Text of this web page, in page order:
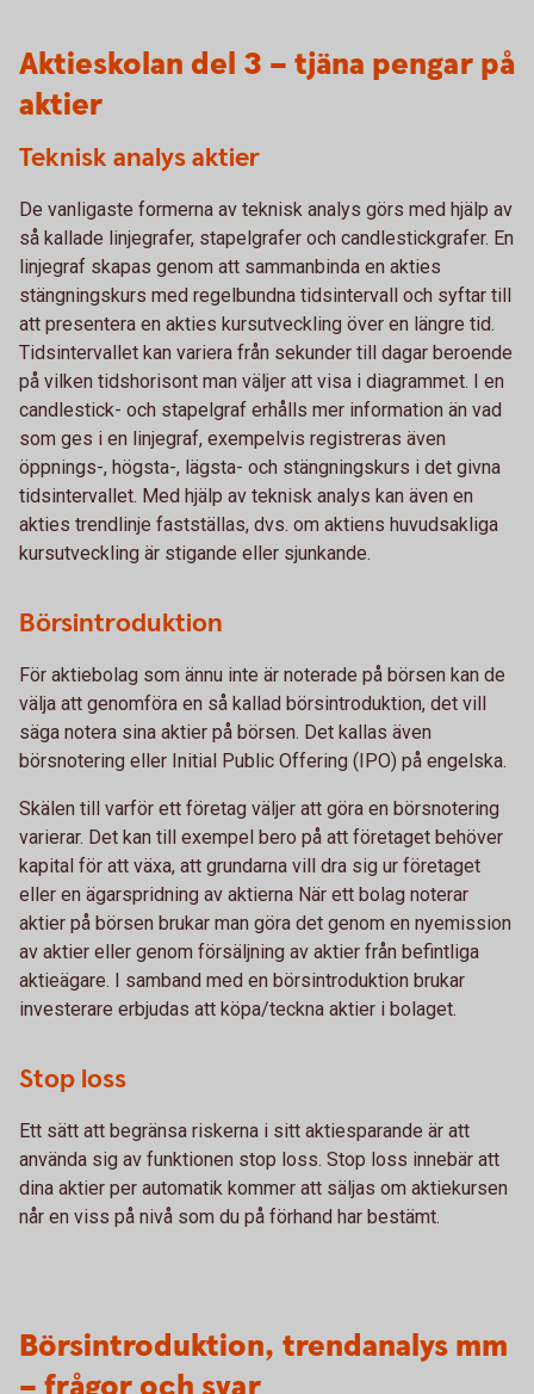
Aktieskolan del 3 – tjäna pengar på
aktier
Teknisk analys aktier
De vanligaste formerna av teknisk analys görs med hjälp av
så kallade linjegrafer, stapelgrafer och candlestickgrafer. En
linjegraf skapas genom att sammanbinda en akties
stängningskurs med regelbundna tidsintervall och syftar till
att presentera en akties kursutveckling över en längre tid.
Tidsintervallet kan variera från sekunder till dagar beroende
på vilken tidshorisont man väljer att visa i diagrammet. I en
candlestick- och stapelgraf erhålls mer information än vad
som ges i en linjegraf, exempelvis registreras även
öppnings-, högsta-, lägsta- och stängningskurs i det givna
tidsintervallet. Med hjälp av teknisk analys kan även en
akties trendlinje fastställas, dvs. om aktiens huvudsakliga
kursutveckling är stigande eller sjunkande.
Börsintroduktion
För aktiebolag som ännu inte är noterade på börsen kan de
välja att genomföra en så kallad börsintroduktion, det vill
säga notera sina aktier på börsen. Det kallas även
börsnotering eller Initial Public Offering (IPO) på engelska.
Skälen till varför ett företag väljer att göra en börsnotering
varierar. Det kan till exempel bero på att företaget behöver
kapital för att växa, att grundarna vill dra sig ur företaget
eller en ägarspridning av aktierna När ett bolag noterar
aktier på börsen brukar man göra det genom en nyemission
av aktier eller genom försäljning av aktier från befintliga
aktieägare. I samband med en börsintroduktion brukar
investerare erbjudas att köpa/teckna aktier i bolaget.
Stop loss
Ett sätt att begränsa riskerna i sitt aktiesparande är att
använda sig av funktionen stop loss. Stop loss innebär att
dina aktier per automatik kommer att säljas om aktiekursen
når en viss på nivå som du på förhand har bestämt.
Börsintroduktion, trendanalys mm